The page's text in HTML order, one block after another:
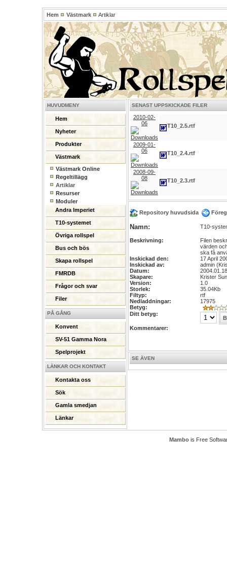
Hem Västmark Artiklar
HUVUDMENY
Hem
Nyheter
Produkter
Västmark
Västmark Online
Regeltillägg
Artiklar
Resurser
Moduler
Andra Imperiet
T10-systemet
Övriga rollspel
Bus och bös
Skapa rollspel
FMRDB
Frågor och svar
Filer
PÅ GÅNG
Konvent
SV-51 Gamma Nora
Spelprojekt
LÄNKAR OCH KONTAKT
Kontakta oss
Sök
Gamla smedjan
Länkar
SENAST UPPSKICKADE FILER
2010-02-
06
T10_2.5.rtf
2009-01-
06
T10_2.4.rtf
2008-09-
08
T10_2.3.rtf
Repository huvudsida
Namn: T10-
Beskrivning:
Filen
värden
ska få
Inskickad den:
17 April
Inskickad av:
admin
Datum:
2004.01.18
Skapare:
Krister
Version:
1.0
Storlek:
35.04Kb
Filtyp:
rtf
Nedladdningar:
17975
Betyg:
Ditt betyg:
Kommentarer:
SE ÄVEN
Mambois Free